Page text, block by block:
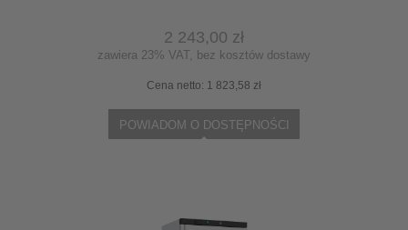
2 243,00 zł
zawiera 23% VAT, bez kosztów dostawy
Cena netto: 1 823,58 zł
POWIADOM O DOSTĘPNOŚCI